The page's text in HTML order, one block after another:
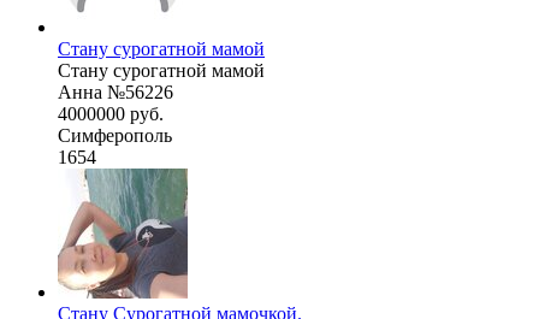
Стану сурогатной мамой
Стану сурогатной мамой
Анна №56226
4000000 руб.
Симферополь
1654
Стану Сурогатной мамочкой.